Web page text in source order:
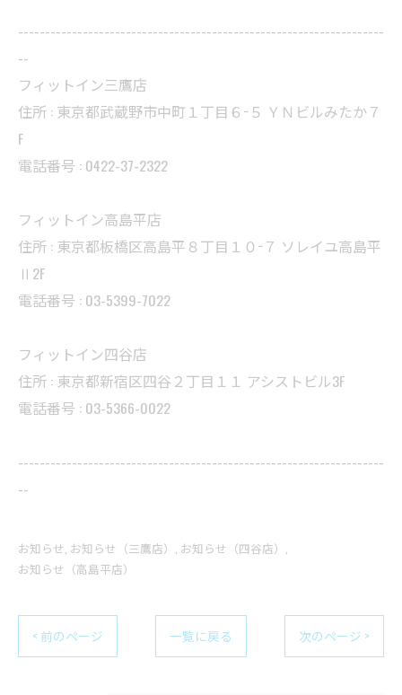
--------------------------------------------------------------------
--
フィットイン三鷹店
住所 : 東京都武蔵野市中町１丁目６−５ ＹＮビルみたか７
F
電話番号 : 0422-37-2322
フィットイン高島平店
住所 : 東京都板橋区高島平８丁目１０−７ ソレイユ高島平
Ⅱ2F
電話番号 : 03-5399-7022
フィットイン四谷店
住所 : 東京都新宿区四谷２丁目１１ アシストビル3F
電話番号 : 03-5366-0022
--------------------------------------------------------------------
--
お知らせ お知らせ（三鷹店）
お知らせ（四谷店）
お知らせ（高島平店）
< 前のページ 一覧に戻る 次のページ >